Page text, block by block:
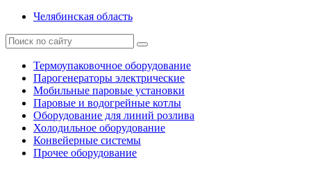
Челябинская область
Термоупаковочное оборудование
Парогенераторы электрические
Мобильные паровые установки
Паровые и водогрейные котлы
Оборудование для линий розлива
Холодильное оборудование
Конвейерные системы
Прочее оборудование